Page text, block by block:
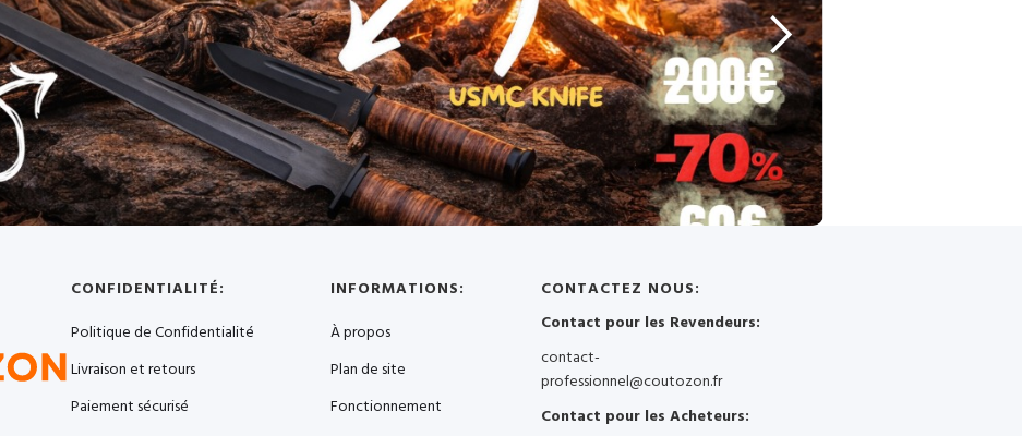
CONFIDENTIALITÉ:
Politique de Confidentialité
Livraison et retours
Paiement sécurisé
INFORMATIONS:
À propos
Plan de site
Fonctionnement
CONTACTEZ NOUS:
Contact pour les Revendeurs:
contact-
professionnel@coutozon.fr
Contact pour les Acheteurs: